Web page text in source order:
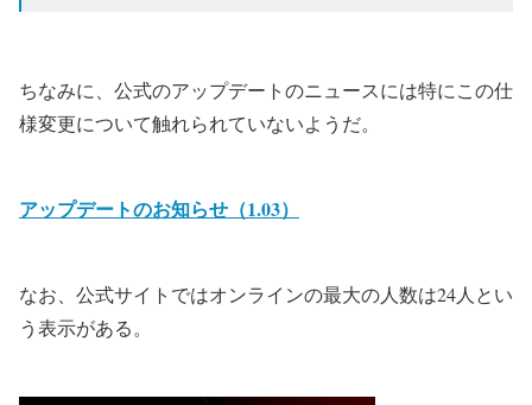
ちなみに、公式のアップデートのニュースには特にこの仕
様変更について触れられていないようだ。
アップデートのお知らせ（1.03）
なお、公式サイトではオンラインの最大の人数は24人とい
う表示がある。